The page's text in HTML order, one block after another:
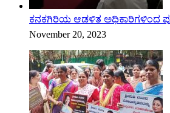
ಕನಕಗಿರಿಯ ಆಡಳಿತ ಅಧಿಕಾರಿಗಳಿಂದ
November 20, 2023